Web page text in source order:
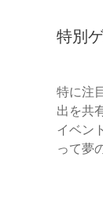
特別
特に注
出を共
イベン
って夢